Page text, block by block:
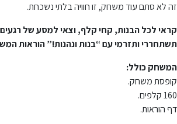
זה לא סתם עוד משחק, זו חוויה בלתי נשכחת.
קראי לכל הבנות, קחי קלף, וצאי למסע של
תשתחררי ותזרמי עם “בנות ונהנות!” הוראות
המשחק כולל:
קופסת משחק.
160 קלפים.
דף הוראות.